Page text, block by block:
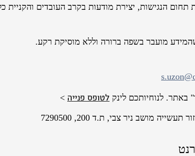
הנגישות, יצירת מודעות בקרב העובדים והקניית
מועבר בשפה ברורה וללא מוסיקת רקע.
לנוחיותכם לינק לטופס פנייה >
מושב ניר צבי, ת.ד 200, 7290500